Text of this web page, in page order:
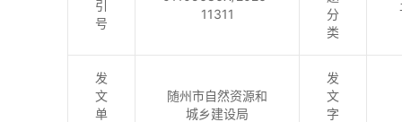
引
号
11311
分
类
发
文
单
随州市自然资源和
城乡建设局
发
文
字